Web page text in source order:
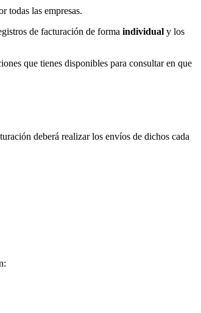
todas las empresas.
de facturación de forma individual y los
que tienes disponibles para consultar en que
deberá realizar los envíos de dichos cada